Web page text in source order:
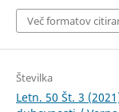
Več formatov
Številka
Letn. 50 Št. 3